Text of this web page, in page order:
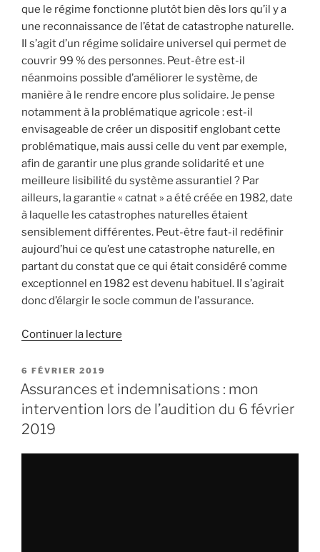
que le régime fonctionne plutôt bien dès lors qu’il y a
une reconnaissance de l’état de catastrophe naturelle.
Il s’agit d’un régime solidaire universel qui permet de
couvrir 99 % des personnes. Peut-être est-il
néanmoins possible d’améliorer le système, de
manière à le rendre encore plus solidaire. Je pense
notamment à la problématique agricole : est-il
envisageable de créer un dispositif englobant cette
problématique, mais aussi celle du vent par exemple,
afin de garantir une plus grande solidarité et une
meilleure lisibilité du système assurantiel ? Par
ailleurs, la garantie « catnat » a été créée en 1982, date
à laquelle les catastrophes naturelles étaient
sensiblement différentes. Peut-être faut-il redéfinir
aujourd’hui ce qu’est une catastrophe naturelle, en
partant du constat que ce qui était considéré comme
exceptionnel en 1982 est devenu habituel. Il s’agirait
donc d’élargir le socle commun de l’assurance.
Continuer la lecture
du
régime
changements
PUBLIÉ
LE
6 FÉVRIER 2019
Assurances et indemnisations : mon
intervention lors de l’audition du 6 février
2019